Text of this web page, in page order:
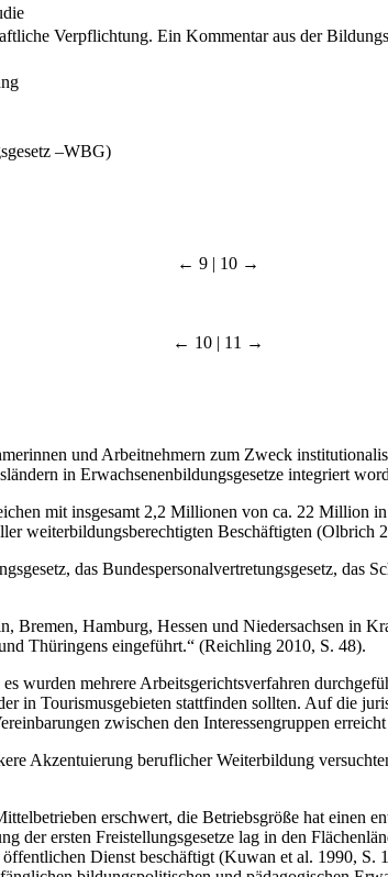
Verpflichtung. Ein Kommentar aus der
–WBG)
← 9 | 10 →
← 10 | 11 →
und Arbeitnehmern zum Zweck
in Erwachsenenbildungsgesetze integriert
mit insgesamt 2,2 Millionen von ca. 22 Million
weiterbildungsberechtigten Beschäftigten (Olbrich
das Bundespersonalvertretungsgesetz, das
Bremen, Hamburg, Hessen und Niedersachsen in
Thüringens eingeführt.“ (Reichling 2010, S. 48).
wurden mehrere Arbeitsgerichtsverfahren
in Tourismusgebieten stattfinden sollten. Auf die
zwischen den Interessengruppen
Akzentuierung beruflicher Weiterbildung
erschwert, die Betriebsgröße hat einen
der ersten Freistellungsgesetze lag in den
Dienst beschäftigt (Kuwan et al. 1990, S.